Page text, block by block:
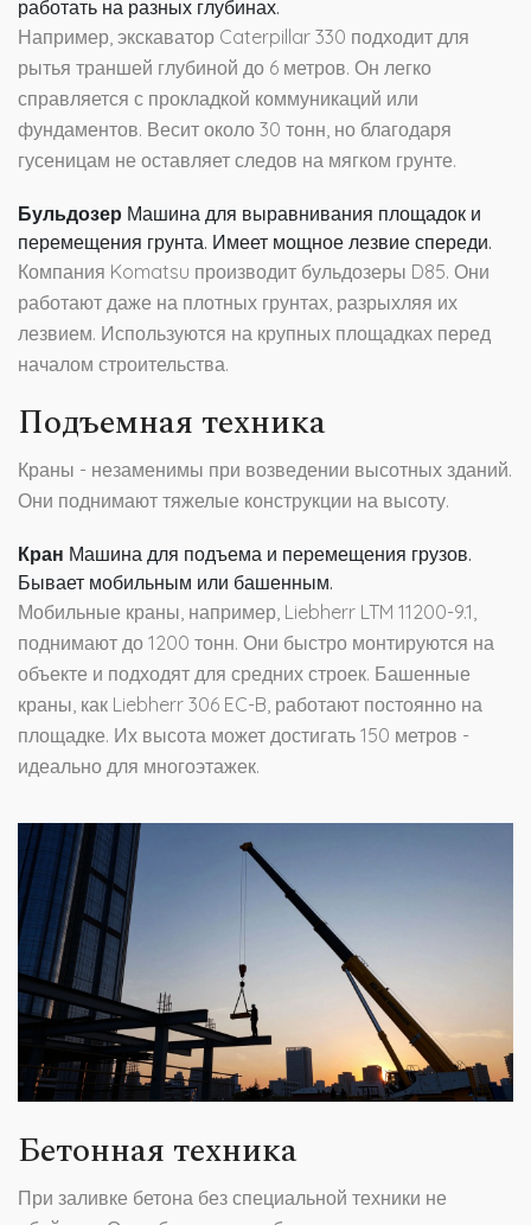
работать на разных глубинах.
Например, экскаватор Caterpillar 330 подходит для
рытья траншей глубиной до 6 метров. Он легко
справляется с прокладкой коммуникаций или
фундаментов. Весит около 30 тонн, но благодаря
гусеницам не оставляет следов на мягком грунте.
Бульдозер Машина для выравнивания площадок и
перемещения грунта. Имеет мощное лезвие спереди.
Компания Komatsu производит бульдозеры D85. Они
работают даже на плотных грунтах, разрыхляя их
лезвием. Используются на крупных площадках перед
началом строительства.
Подъемная техника
Краны - незаменимы при возведении высотных зданий.
Они поднимают тяжелые конструкции на высоту.
Кран Машина для подъема и перемещения грузов.
Бывает мобильным или башенным.
Мобильные краны, например, Liebherr LTM 11200-9.1,
поднимают до 1200 тонн. Они быстро монтируются на
объекте и подходят для средних строек. Башенные
краны, как Liebherr 306 EC-B, работают постоянно на
площадке. Их высота может достигать 150 метров -
идеально для многоэтажек.
Бетонная техника
При заливке бетона без специальной техники не